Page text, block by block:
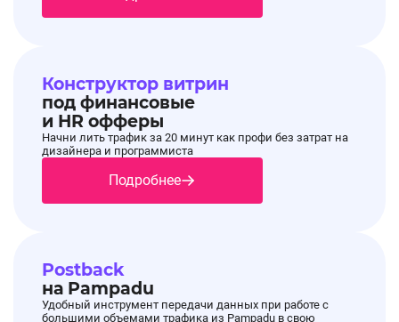
оффереGGSel
⚡️Добавлены креативы :
⭕️Предзаказ на GTA 6
Конструктор витрин
под финансовые
и HR офферы
Начни лить трафик за 20 минут как профи без затрат на
дизайнера и программиста
Подробнее
Postback
на Pampadu
Удобный инструмент передачи данных при работе с
большими объемами трафика из Pampadu в свою